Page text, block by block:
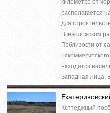
километре от
располагается
для
Всеволожском
Поблизости от
находятся
Западная Лица,
Коттеджный